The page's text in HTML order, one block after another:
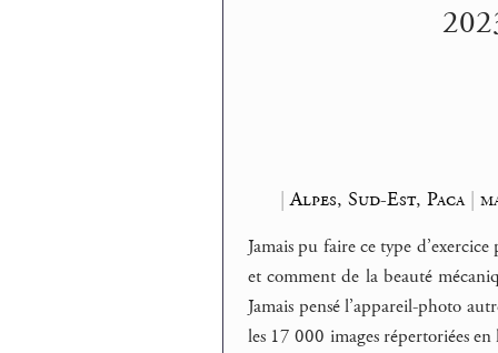
|Alpes, Sud-Est, Paca|
Jamais pu faire ce type
et comment de la beauté
Jamais pensé l’appareil-photo
les 17 000 images répertoriées